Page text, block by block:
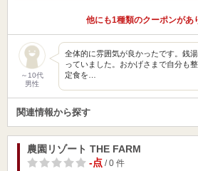
他にも1種類のクーポンがあ
～10代
男性
全体的に雰囲気が良かったです。銭
っていました。おかげさまで自分も
定食を…
関連情報から探す
農園リゾート THE FARM
-点/ 0 件